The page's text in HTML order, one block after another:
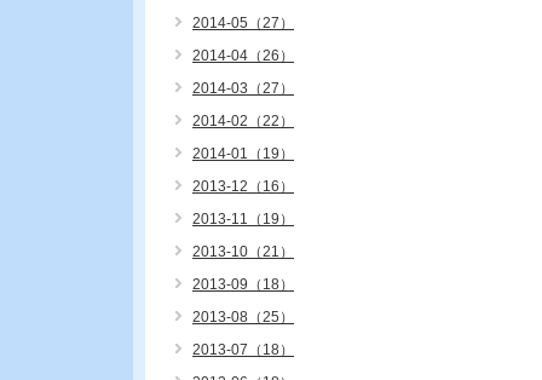
2014-05（27）
2014-04（26）
2014-03（27）
2014-02（22）
2014-01（19）
2013-12（16）
2013-11（19）
2013-10（21）
2013-09（18）
2013-08（25）
2013-07（18）